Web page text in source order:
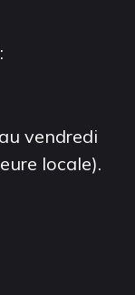
vendredi
locale).